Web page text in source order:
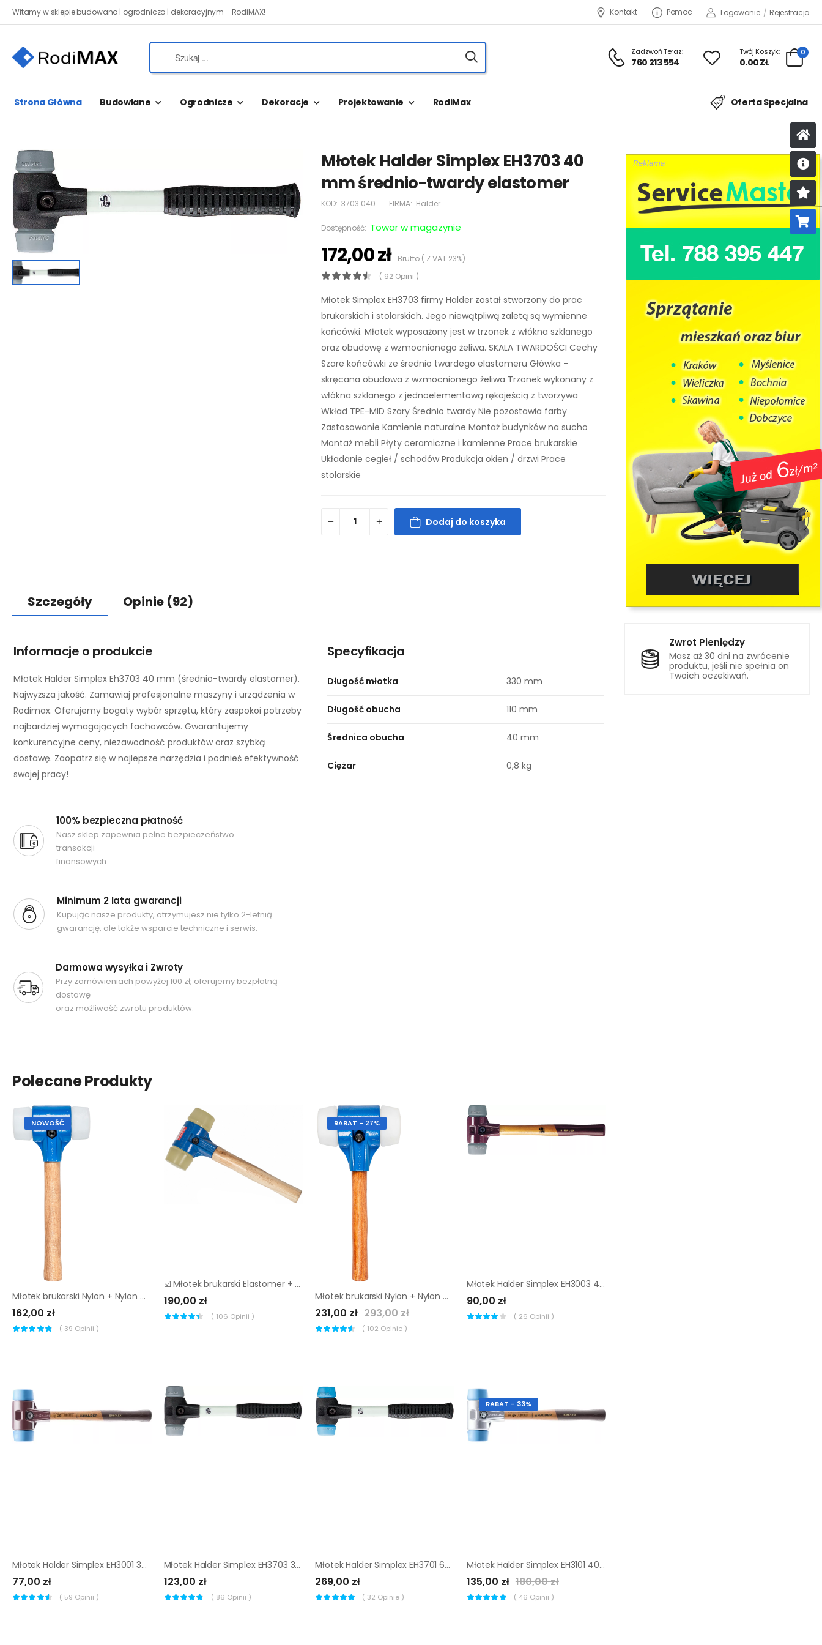
Witamy w sklepie budowano | ogrodniczo | dekoracyjnym - RodiMAX! Kontakt Pomoc Logowanie / Rejestracja
Zadzwoń Teraz:
760 213 554
Twój Koszyk:
0.00 ZŁ
0
Strona Główna Budowlane Ogrodnicze Dekoracje Projektowanie RodiMax Oferta Specjalna
Zwrot Pieniędzy
Masz aż 30 dni na zwrócenie
produktu, jeśli nie spełnia on
Twoich oczekiwań.
Młotek Halder Simplex EH3703 40
mm średnio-twardy elastomer
KOD: 3703.040 FIRMA: Halder
Dostępność: Towar w magazynie
172,00 złBrutto ( Z VAT 23%)
( 92 Opini )
Młotek Simplex EH3703 firmy Halder został stworzony do prac
brukarskich i stolarskich. Jego niewątpliwą zaletą są wymienne
końcówki. Młotek wyposażony jest w trzonek z włókna szklanego
oraz obudowę z wzmocnionego żeliwa. SKALA TWARDOŚCI Cechy
Szare końcówki ze średnio twardego elastomeru Główka -
skręcana obudowa z wzmocnionego żeliwa Trzonek wykonany z
włókna szklanego z jednoelementową rękojeścią z tworzywa
Wkład TPE-MID Szary Średnio twardy Nie pozostawia farby
Zastosowanie Kamienie naturalne Montaż budynków na sucho
Montaż mebli Płyty ceramiczne i kamienne Prace brukarskie
Układanie cegieł / schodów Produkcja okien / drzwi Prace
stolarskie
Dodaj do koszyka
Szczegóły Opinie (92)
Informacje o produkcie
Młotek Halder Simplex Eh3703 40 mm (średnio-twardy elastomer).
Najwyższa jakość. Zamawiaj profesjonalne maszyny i urządzenia w
Rodimax. Oferujemy bogaty wybór sprzętu, który zaspokoi potrzeby
najbardziej wymagających fachowców. Gwarantujemy
konkurencyjne ceny, niezawodność produktów oraz szybką
dostawę. Zaopatrz się w najlepsze narzędzia i podnieś efektywność
swojej pracy!
100% bezpieczna płatność
Nasz sklep zapewnia pełne bezpieczeństwo
transakcji
finansowych.
Minimum 2 lata gwarancji
Kupując nasze produkty, otrzymujesz nie tylko 2-letnią
gwarancję, ale także wsparcie techniczne i serwis.
Darmowa wysyłka i Zwroty
Przy zamówieniach powyżej 100 zł, oferujemy bezpłatną
dostawę
oraz możliwość zwrotu produktów.
Specyfikacja
Długość młotka 330 mm
Długość obucha 110 mm
Średnica obucha 40 mm
Ciężar 0,8 kg
Polecane Produkty
NOWOŚĆ
Młotek brukarski Nylon + Nylon Mimal MBM10
162,00 zł
( 39 Opinii )
☑️ Młotek brukarski Elastomer + Elastomer Mimal MBM11 ▷
190,00 zł
( 106 Opinii )
RABAT - 27%
Młotek brukarski Nylon + Nylon Mimal MBM07
231,00 zł 293,00 zł
( 102 Opinie )
Młotek Halder Simplex EH3003 40 mm średnio-twardy elastomer
90,00 zł
( 26 Opinii )
Młotek Halder Simplex EH3001 30 mm (miękki elastomer)
77,00 zł
( 59 Opinii )
Młotek Halder Simplex EH3703 30 mm średnio-twardy elastomer
123,00 zł
( 86 Opinii )
Młotek Halder Simplex EH3701 60 mm (miękki elastomer)
269,00 zł
( 32 Opinie )
RABAT - 33%
Młotek Halder Simplex EH3101 40 mm (miękki elastomer)
135,00 zł 180,00 zł
( 46 Opinii )